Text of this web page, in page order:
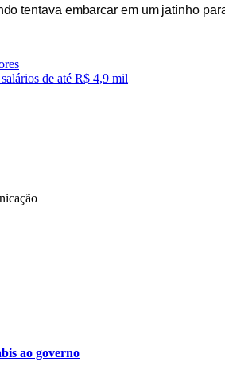
tentava embarcar em um jatinho
de até R$ 4,9 mil
ao governo